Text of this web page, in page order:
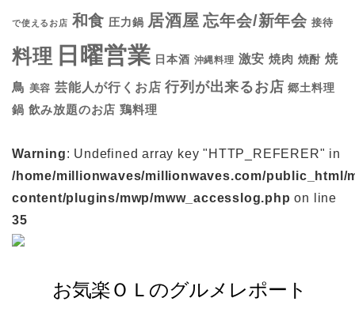
で使えるお店 和食 圧力鍋 居酒屋 忘年会/新年会 接待
料理 日曜営業 日本酒 沖縄料理 激安 焼肉 焼酎 焼
鳥 美容 芸能人が行くお店 行列が出来るお店 郷土料理
鍋 飲み放題のお店 鶏料理
Warning: Undefined array key "HTTP_REFERER" in
/home/millionwaves/millionwaves.com/public_html/
content/plugins/mwp/mww_accesslog.php on line
35